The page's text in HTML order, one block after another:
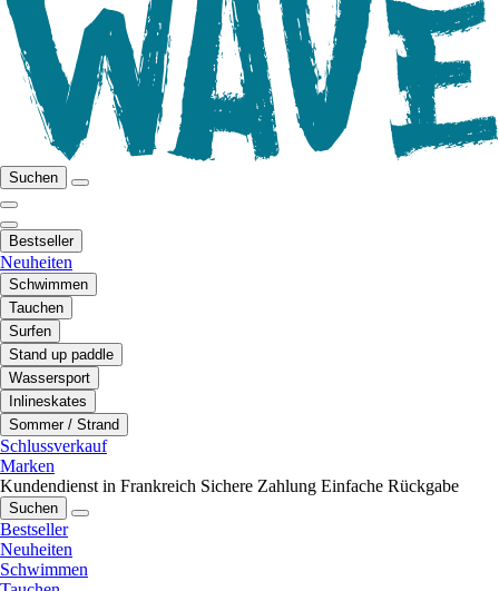
Suchen
Bestseller
Neuheiten
Schwimmen
Tauchen
Surfen
Stand up paddle
Wassersport
Inlineskates
Sommer / Strand
Schlussverkauf
Marken
Kundendienst in Frankreich Sichere Zahlung Einfache Rückgabe
Suchen
Bestseller
Neuheiten
Schwimmen